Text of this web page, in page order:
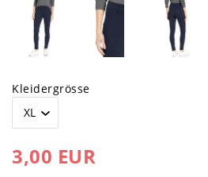
Kleidergrösse
3,00 EUR